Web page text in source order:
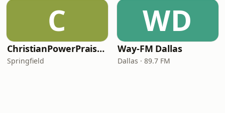
C
ChristianPowerPraise.Net
Springfield
WD
Way-FM Dallas
Dallas · 89.7 FM